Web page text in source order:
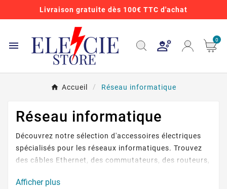
Livraison gratuite dès 100€ TTC d'achat
 0
Accueil Réseau informatique
Réseau informatique
Découvrez notre sélection d'accessoires électriques
spécialisés pour les réseaux informatiques. Trouvez
des câbles Ethernet, des commutateurs, des routeurs,
haute qualité garantissent une connexion fiable et
Afficher plus